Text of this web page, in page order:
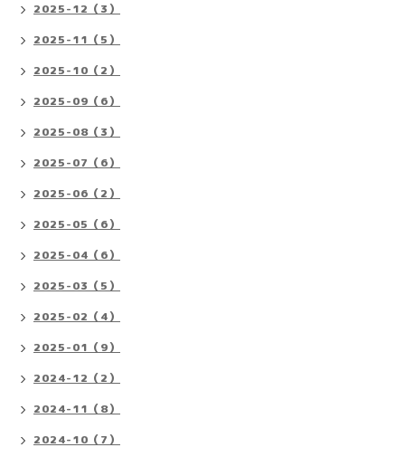
2025-12（3）
2025-11（5）
2025-10（2）
2025-09（6）
2025-08（3）
2025-07（6）
2025-06（2）
2025-05（6）
2025-04（6）
2025-03（5）
2025-02（4）
2025-01（9）
2024-12（2）
2024-11（8）
2024-10（7）